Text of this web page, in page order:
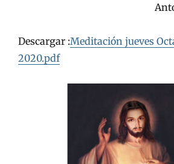
Descargar :Meditación jueves
2020.pdf